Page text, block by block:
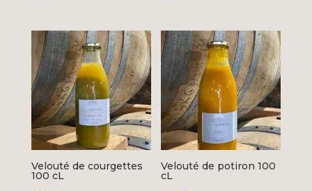
Velouté de courgettes
100 cL
Velouté de potiron 100
cL